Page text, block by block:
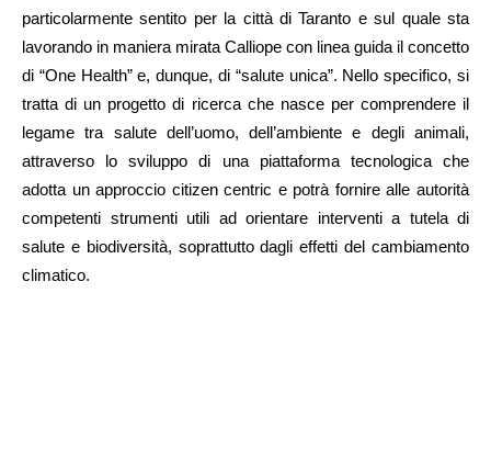
particolarmente sentito per la città di Taranto e sul quale sta
lavorando in maniera mirata Calliope con linea guida il concetto
di “One Health” e, dunque, di “salute unica”. Nello specifico, si
tratta di un progetto di ricerca che nasce per comprendere il
legame tra salute dell’uomo, dell’ambiente e degli animali,
attraverso lo sviluppo di una piattaforma tecnologica che
adotta un approccio citizen centric e potrà fornire alle autorità
competenti strumenti utili ad orientare interventi a tutela di
salute e biodiversità, soprattutto dagli effetti del cambiamento
climatico.